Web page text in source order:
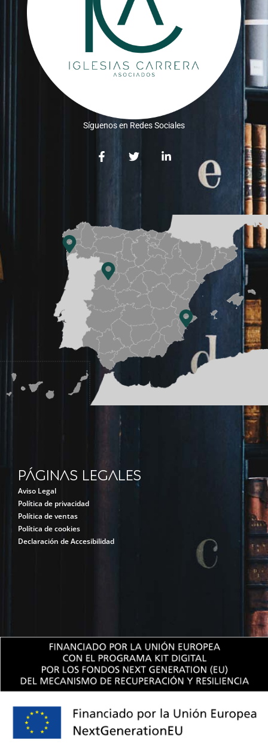
Síguenos en Redes Sociales
Páginas legales
Aviso Legal
Política de privacidad
Política de ventas
Política de cookies
Declaración de Accesibilidad